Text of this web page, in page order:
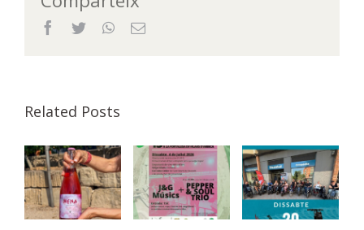
Facebook
TwitterWhatsApp
Email
Related Posts